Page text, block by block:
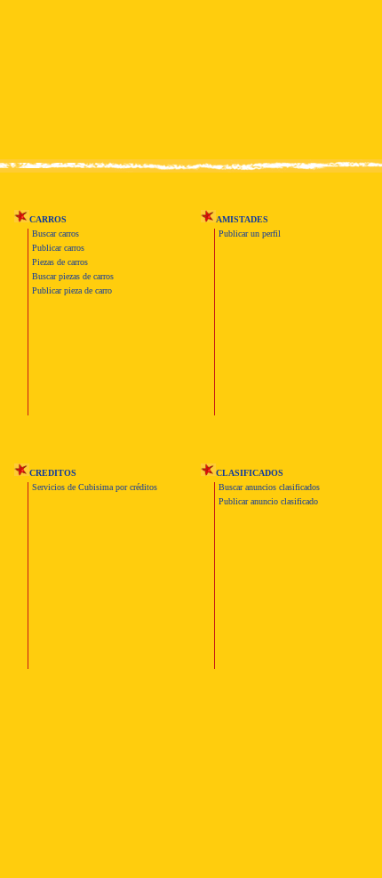
CARROS
Buscar carros
Publicar carros
Piezas de carros
Buscar piezas de carros
Publicar pieza de carro
AMISTADES
Publicar un perfil
CREDITOS
Servicios de Cubisima por créditos
CLASIFICADOS
Buscar anuncios clasificados
Publicar anuncio clasificado